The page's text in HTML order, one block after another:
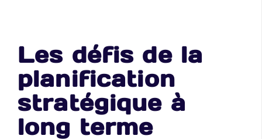
Les défis de la
planification
stratégique à
long terme